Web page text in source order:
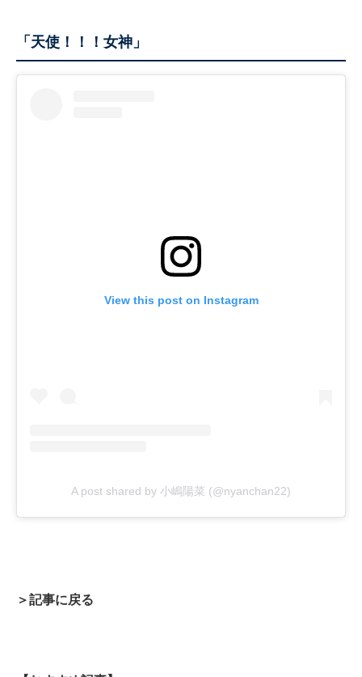
「天使！！！女神」
View this post on Instagram
A post shared by 小嶋陽菜 (@nyanchan22)
＞記事に戻る